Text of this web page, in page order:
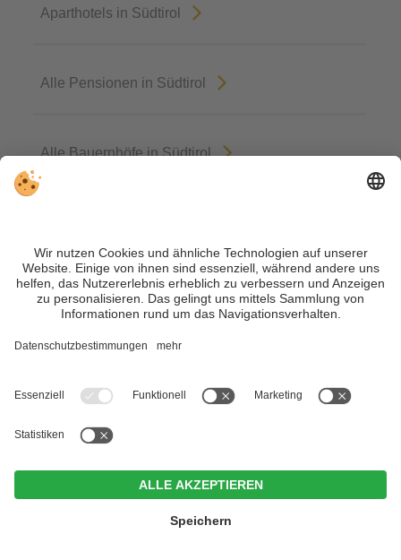
Zin Park | alpine suites & spa
Aparthotels in Südtirol
Alle Pensionen in Südtirol
Alle Bauernhöfe in Südtirol
Alle Privatzimmer und Garnis in Südtirol
Alle Almhütten in Südtirol
Alle Unterkünfte in Südtirol